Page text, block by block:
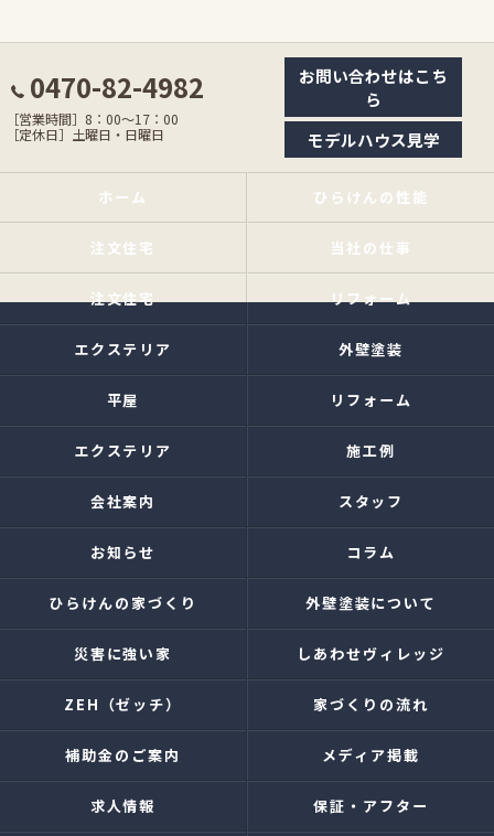
0470-82-4982
［営業時間］8：00〜17：00
［定休日］土曜日・日曜日
お問い合わせはこち
ら
モデルハウス見学
ホーム ひらけんの性能
注文住宅 当社の仕事
注文住宅 リフォーム
エクステリア 外壁塗装
平屋 リフォーム
エクステリア 施工例
会社案内 スタッフ
お知らせ コラム
ひらけんの家づくり 外壁塗装について
災害に強い家 しあわせヴィレッジ
ZEH（ゼッチ） 家づくりの流れ
補助金のご案内 メディア掲載
求人情報 保証・アフター